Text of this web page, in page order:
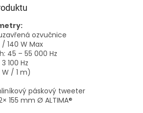
ozvučnice
/ 140 W Max
45 – 55 000 Hz
100 Hz
W / 1 m)
páskový tweeter
155 mm Ø ALTIMA®